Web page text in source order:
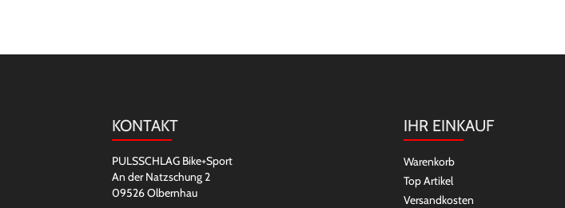
KONTAKT
PULSSCHLAG Bike+Sport
An der Natzschung 2
09526 Olbernhau
IHR EINKAUF
Warenkorb
Top Artikel
Versandkosten